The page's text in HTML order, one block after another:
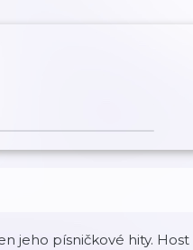
jeho písničkové hity. Host